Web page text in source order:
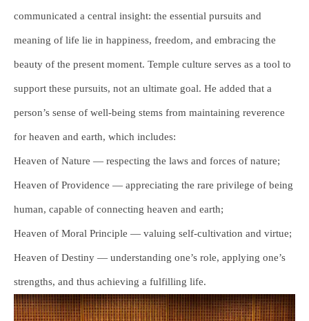
communicated a central insight: the essential pursuits and
meaning of life lie in happiness, freedom, and embracing the
beauty of the present moment. Temple culture serves as a tool to
support these pursuits, not an ultimate goal. He added that a
person’s sense of well-being stems from maintaining reverence
for heaven and earth, which includes:
Heaven of Nature — respecting the laws and forces of nature;
Heaven of Providence — appreciating the rare privilege of being
human, capable of connecting heaven and earth;
Heaven of Moral Principle — valuing self-cultivation and virtue;
Heaven of Destiny — understanding one’s role, applying one’s
strengths, and thus achieving a fulfilling life.